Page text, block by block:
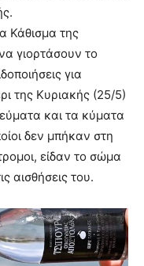
Κάθισμα της
γιορτάσουν το
για
της Κυριακής (25/5)
και τα κύματα
δεν μπήκαν στη
είδαν το σώμα
αισθήσεις του.